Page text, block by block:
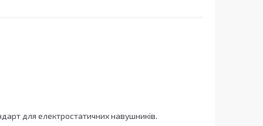
для електростатичних навушників.